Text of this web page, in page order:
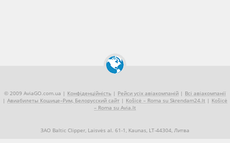
© 2009 AviaGO.com.ua | Конфіденційність | Рейси усіх авіакомпаній | Всі авіакомпанії
| Авиабилеты Кошице–Рим, Белорусский сайт | Košicė – Roma su Skrendam24.lt | Košicė
– Roma su Avia.lt
ЗАО Baltic Clipper, Laisvės al. 61-1, Kaunas, LT-44304, Литва